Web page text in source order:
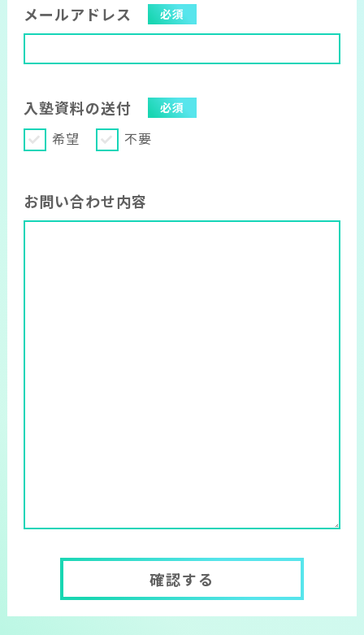
メールアドレス 必須
入塾資料の送付 必須
希望 不要
お問い合わせ内容
確認する